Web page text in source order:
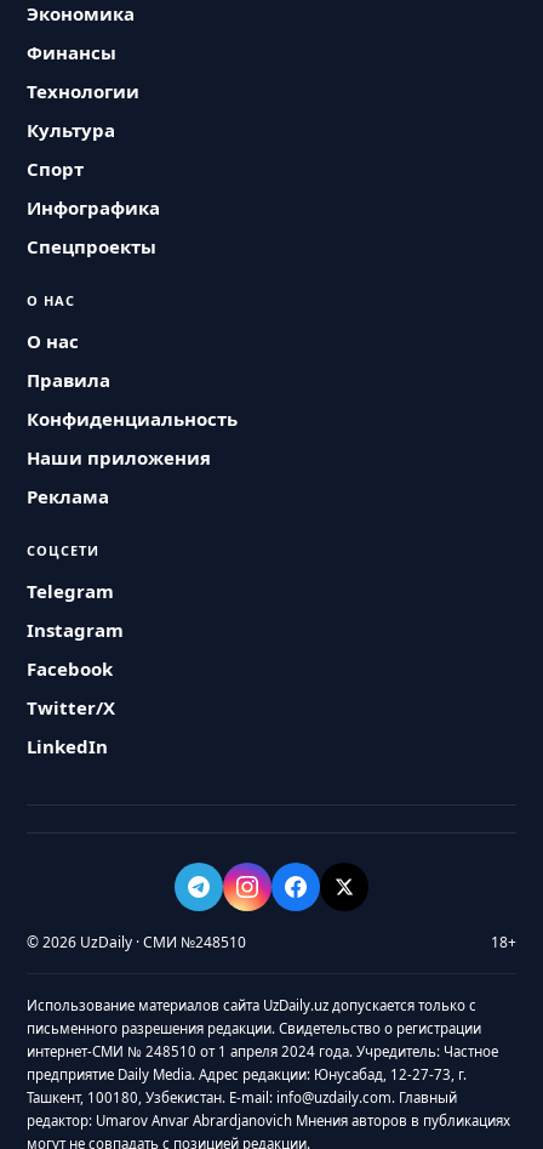
Экономика
Финансы
Технологии
Культура
Спорт
Инфографика
Спецпроекты
О НАС
О нас
Правила
Конфиденциальность
Наши приложения
Реклама
СОЦСЕТИ
Telegram
Instagram
Facebook
Twitter/X
LinkedIn
© 2026 UzDaily · СМИ №248510 18+
Использование материалов сайта UzDaily.uz допускается только с
письменного разрешения редакции. Свидетельство о регистрации
интернет-СМИ № 248510 от 1 апреля 2024 года. Учредитель: Частное
предприятие Daily Media. Адрес редакции: Юнусабад, 12-27-73, г.
Ташкент, 100180, Узбекистан. E-mail: info@uzdaily.com. Главный
редактор: Umarov Anvar Abrardjanovich Мнения авторов в публикациях
могут не совпадать с позицией редакции.